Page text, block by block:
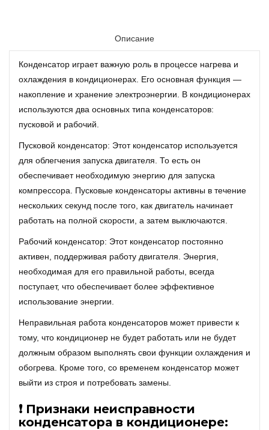
Описание
Конденсатор играет важную роль в процессе нагрева и
охлаждения в кондиционерах. Его основная функция —
накопление и хранение электроэнергии. В кондиционерах
используются два основных типа конденсаторов:
пусковой и рабочий.
Пусковой конденсатор: Этот конденсатор используется
для облегчения запуска двигателя. То есть он
обеспечивает необходимую энергию для запуска
компрессора. Пусковые конденсаторы активны в течение
нескольких секунд после того, как двигатель начинает
работать на полной скорости, а затем выключаются.
Рабочий конденсатор: Этот конденсатор постоянно
активен, поддерживая работу двигателя. Энергия,
необходимая для его правильной работы, всегда
поступает, что обеспечивает более эффективное
использование энергии.
Неправильная работа конденсаторов может привести к
тому, что кондиционер не будет работать или не будет
должным образом выполнять свои функции охлаждения и
обогрева. Кроме того, со временем конденсатор может
выйти из строя и потребовать замены.
❗ Признаки неисправности
конденсатора в кондиционере: